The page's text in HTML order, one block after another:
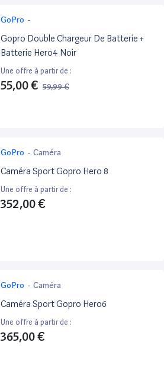
GoPro -
Gopro Double Chargeur De Batterie +
Batterie Hero4 Noir
Une offre à partir de :
55,00 € 59,99 €
GoPro - Caméra
Caméra Sport Gopro Hero 8
Une offre à partir de :
352,00 €
GoPro - Caméra
Caméra Sport Gopro Hero6
Une offre à partir de :
365,00 €